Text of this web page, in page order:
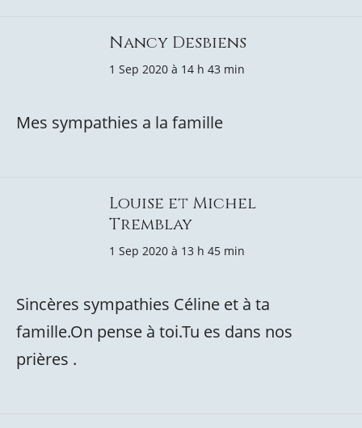
Nancy Desbiens
1 Sep 2020 à 14 h 43 min
Mes sympathies a la famille
Louise et Michel
Tremblay
1 Sep 2020 à 13 h 45 min
Sincères sympathies Céline et à ta
famille.On pense à toi.Tu es dans nos
prières .